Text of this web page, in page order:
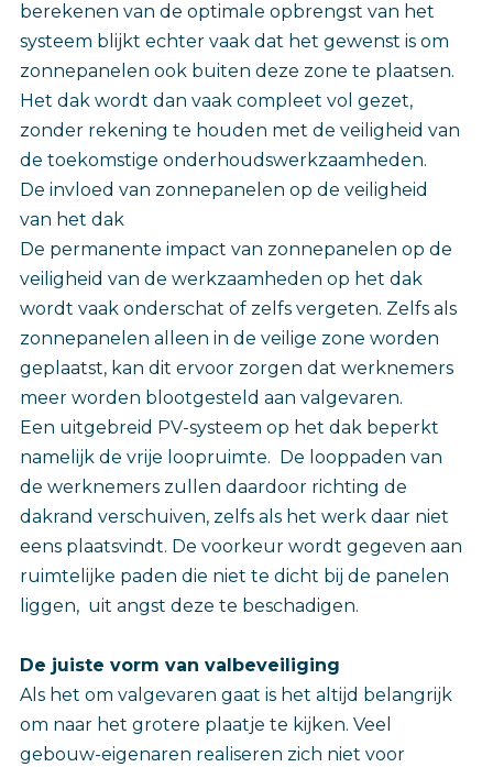
berekenen van de optimale opbrengst van het
systeem blijkt echter vaak dat het gewenst is om
zonnepanelen ook buiten deze zone te plaatsen.
Het dak wordt dan vaak compleet vol gezet,
zonder rekening te houden met de veiligheid van
de toekomstige onderhoudswerkzaamheden.
De invloed van zonnepanelen op de veiligheid
van het dak
De permanente impact van zonnepanelen op de
veiligheid van de werkzaamheden op het dak
wordt vaak onderschat of zelfs vergeten. Zelfs als
zonnepanelen alleen in de veilige zone worden
geplaatst, kan dit ervoor zorgen dat werknemers
meer worden blootgesteld aan valgevaren.
Een uitgebreid PV-systeem op het dak beperkt
namelijk de vrije loopruimte. De looppaden van
de werknemers zullen daardoor richting de
dakrand verschuiven, zelfs als het werk daar niet
eens plaatsvindt. De voorkeur wordt gegeven aan
ruimtelijke paden die niet te dicht bij de panelen
liggen, uit angst deze te beschadigen.
De juiste vorm van valbeveiliging
Als het om valgevaren gaat is het altijd belangrijk
om naar het grotere plaatje te kijken. Veel
gebouw-eigenaren realiseren zich niet voor